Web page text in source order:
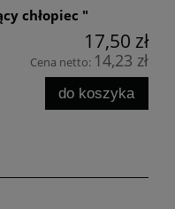
chłopiec "
17,50 zł
Cena netto: 14,23 zł
do koszyka